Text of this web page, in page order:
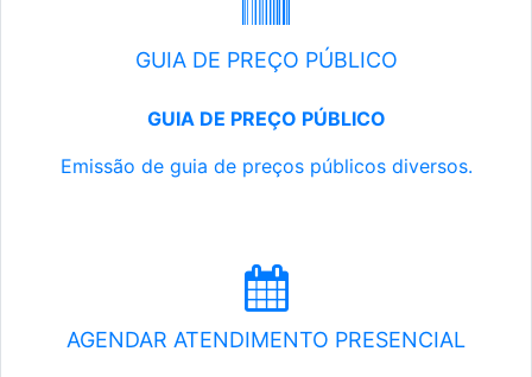
GUIA DE PREÇO PÚBLICO
GUIA DE PREÇO PÚBLICO
Emissão de guia de preços públicos diversos.
AGENDAR ATENDIMENTO PRESENCIAL